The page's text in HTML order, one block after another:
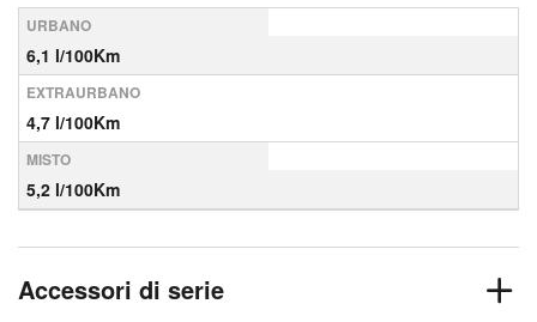
URBANO
6,1 l/100Km
EXTRAURBANO
4,7 l/100Km
MISTO
5,2 l/100Km
Accessori di serie